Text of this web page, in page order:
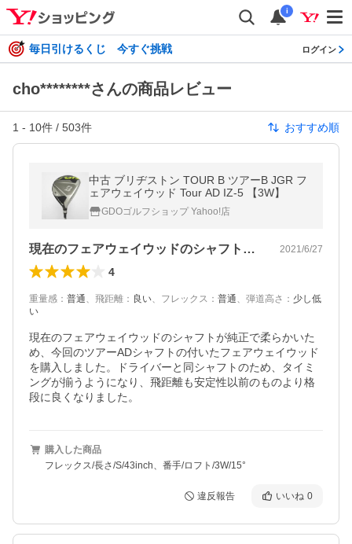
i
毎日引けるくじ 今すぐ挑戦 ログイン
cho********さんの商品レビュー
1 - 10件 / 503件 おすすめ順
中古 ブリヂストン TOUR B ツアーB JGR フ
ェアウェイウッド Tour AD IZ-5 【3W】
GDOゴルフショップ Yahoo!店
現在のフェアウェイウッドのシャフトが純… 2021/6/27
4
重量感 ： 普通、 飛距離 ： 良い、 フレックス ： 普通、 弾道高さ ： 少し低
い
現在のフェアウェイウッドのシャフトが純正で柔らかいた
め、今回のツアーADシャフトの付いたフェアウェイウッド
を購入しました。ドライバーと同シャフトのため、タイミ
ングが揃うようになり、飛距離も安定性以前のものより格
段に良くなりました。
購入した商品
フレックス/長さ/S/43inch、番手/ロフト/3W/15°
違反報告 いいね 0